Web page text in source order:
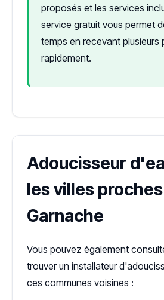
proposés et les services
service gratuit vous permet
temps en recevant plusieurs
rapidement.
Adoucisseur
les villes
Garnache
Vous pouvez également
trouver un installateur
ces communes voisines :